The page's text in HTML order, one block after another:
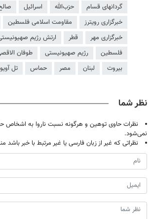
گردانهای قسام حز‌ب‌الله اسرائیل
خبرگزاری رویترز
مقاومت اسلامی فلسطین
خبرگزاری مهر
قطر ارتش رژیم
فلسطین
رژیم صهیونیستی طوفان
بیروت
لبنان مصر حماس تل آویو
نظر شما
نظرات حاوی توهین و هرگونه نسبت ناروا به اشخاص
نمی‌شود.
نظراتی که غیر از زبان فارسی یا غیر مرتبط با خبر باشد